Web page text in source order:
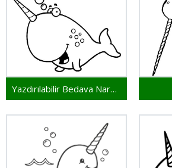
Yazdırılabilir Bedava Narval